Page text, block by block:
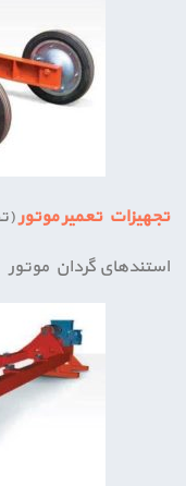
تجهیزات تعمیر موتور
استندهای گردان موتور